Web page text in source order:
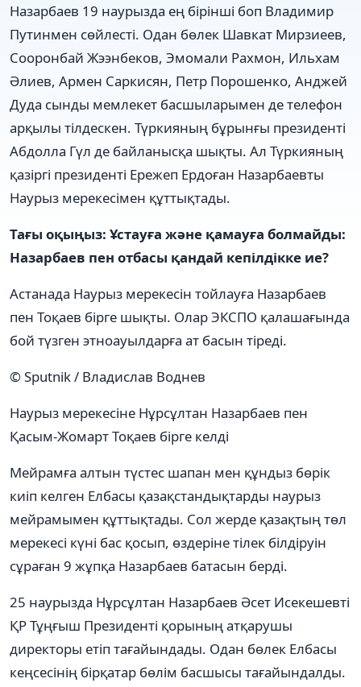
Назарбаев 19 наурызда ең бірінші боп Владимир
Путинмен сөйлесті. Одан бөлек Шавкат Мирзиеев,
Сооронбай Жээнбеков, Эмомали Рахмон, Ильхам
Әлиев, Армен Саркисян, Петр Порошенко, Анджей
Дуда сынды мемлекет басшыларымен де телефон
арқылы тілдескен. Түркияның бұрынғы президенті
Абдолла Гүл де байланысқа шықты. Ал Түркияның
қазіргі президенті Ережеп Ердоған Назарбаевты
Наурыз мерекесімен құттықтады.
Тағы оқыңыз: Ұстауға және қамауға болмайды:
Назарбаев пен отбасы қандай кепілдікке ие?
Астанада Наурыз мерекесін тойлауға Назарбаев
пен Тоқаев бірге шықты. Олар ЭКСПО қалашағында
бой түзген этноауылдарға ат басын тіреді.
© Sputnik / Владислав Воднев
Наурыз мерекесіне Нұрсұлтан Назарбаев пен
Қасым-Жомарт Тоқаев бірге келді
Мейрамға алтын түстес шапан мен құндыз бөрік
киіп келген Елбасы қазақстандықтарды наурыз
мейрамымен құттықтады. Сол жерде қазақтың төл
мерекесі күні бас қосып, өздеріне тілек білдіруін
сұраған 9 жұпқа Назарбаев батасын берді.
25 наурызда Нұрсұлтан Назарбаев Әсет Исекешевті
ҚР Тұңғыш Президенті қорының атқарушы
директоры етіп тағайындады. Одан бөлек Елбасы
кеңсесінің бірқатар бөлім басшысы тағайындалды.